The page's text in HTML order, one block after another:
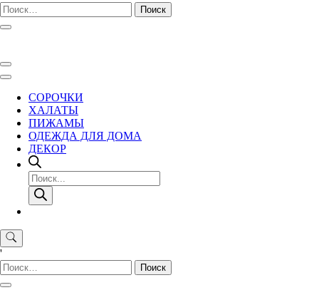
Найти:
СОРОЧКИ
ХАЛАТЫ
ПИЖАМЫ
ОДЕЖДА ДЛЯ ДОМА
ДЕКОР
Поиск
товаров
'
Найти: